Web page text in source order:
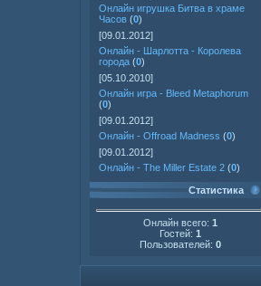
Онлайн игрушка Битва в храме
Часов (0)
[09.01.2012]
Онлайн - Шарлотта - Королева
города (0)
[05.10.2010]
Онлайн игра - Bleed Metaphorum
(0)
[09.01.2012]
Онлайн - Offroad Madness (0)
[09.01.2012]
Онлайн - The Miller Estate 2 (0)
Статистика
Онлайн всего: 1
Гостей: 1
Пользователей: 0